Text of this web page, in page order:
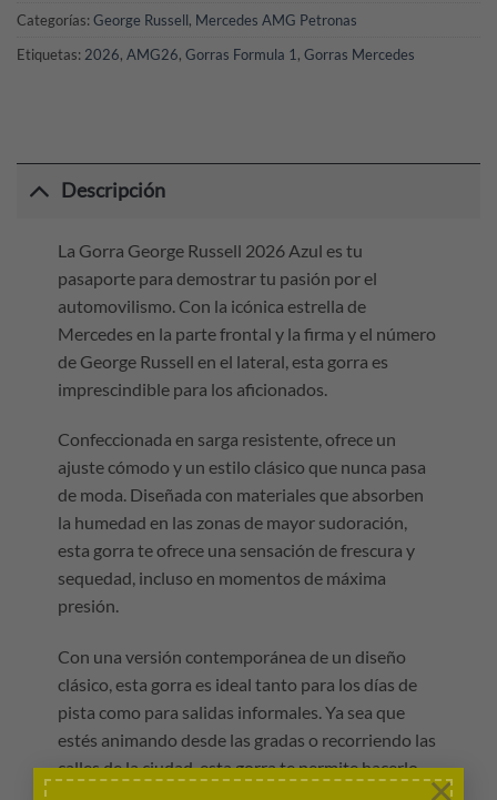
Categorías: George Russell, Mercedes AMG Petronas
Etiquetas: 2026, AMG26, Gorras Formula 1 , Gorras Mercedes
Descripción
La Gorra George Russell 2026 Azul es tu
pasaporte para demostrar tu pasión por el
automovilismo. Con la icónica estrella de
Mercedes en la parte frontal y la firma y el número
de George Russell en el lateral, esta gorra es
imprescindible para los aficionados.
Confeccionada en sarga resistente, ofrece un
ajuste cómodo y un estilo clásico que nunca pasa
de moda. Diseñada con materiales que absorben
la humedad en las zonas de mayor sudoración,
esta gorra te ofrece una sensación de frescura y
sequedad, incluso en momentos de máxima
presión.
Con una versión contemporánea de un diseño
clásico, esta gorra es ideal tanto para los días de
pista como para salidas informales. Ya sea que
estés animando desde las gradas o recorriendo las
calles de la ciudad, esta gorra te permite hacerlo